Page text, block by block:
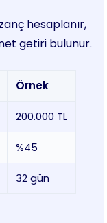
hesaplanır,
getiri bulunur.
Örnek
200.000 TL
%45
32 gün